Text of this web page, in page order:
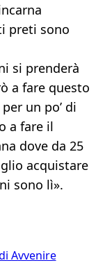
preti sono
si prenderà
a fare questo
un po’ di
a fare il
dove da 25
acquistare
sono lì».
Avvenire